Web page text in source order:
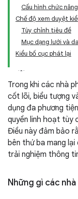
Cấu hình chức năng
Chế độ xem duyệt
Tùy chỉnh tiêu đề
Mục dạng lưới và
Kiểu bố cục phát lại
Trong khi các nhà
cốt lõi, biểu tượng
dụng đa phương
quyền linh hoạt tùy
Điều này đảm bảo
bên thứ ba mang
trải nghiệm thông
Những gì các